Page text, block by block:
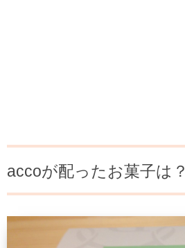
accoが配ったお菓子は？